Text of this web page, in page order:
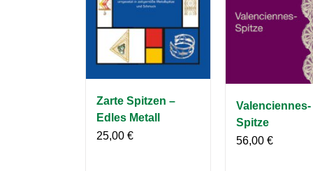
Zarte Spitzen –
Edles Metall
25,00 €
Valenciennes-
Spitze
56,00€